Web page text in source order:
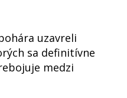
uzavreli
sa definitívne
medzi